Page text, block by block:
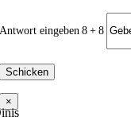
Antwort eingeben 8 + 8
×